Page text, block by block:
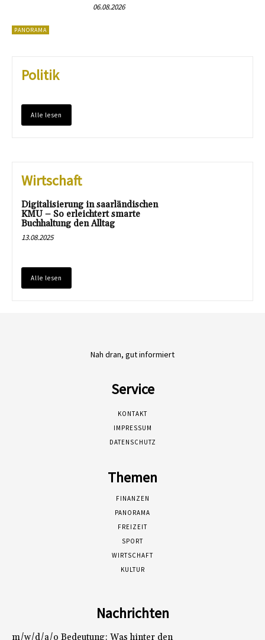
PANORAMA
06.08.2026
Politik
Alle lesen
Wirtschaft
Digitalisierung in saarländischen
KMU – So erleichtert smarte
Buchhaltung den Alltag
13.08.2025
Alle lesen
Nah dran, gut informiert
Service
KONTAKT
IMPRESSUM
DATENSCHUTZ
Themen
FINANZEN
PANORAMA
FREIZEIT
SPORT
WIRTSCHAFT
KULTUR
Nachrichten
m/w/d/a/o Bedeutung: Was hinter den